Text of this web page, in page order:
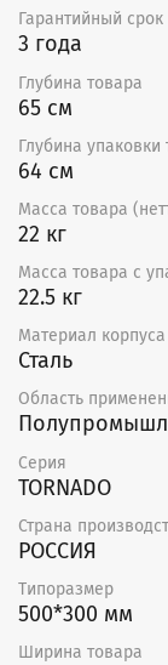
Вентиляторы
Могут
соответствии
Необходимо
обслуживания
Сертификат
Декларация о
Схема
Гарантийный срок
3 года
Глубина товара
65 см
Глубина упаковки
64 см
Масса товара
22 кг
Масса товара с
22.5 кг
Материал корпуса
Сталь
Область
Серия
TORNADO
Страна
РОССИЯ
Типоразмер
500*300 мм
Ширина товара